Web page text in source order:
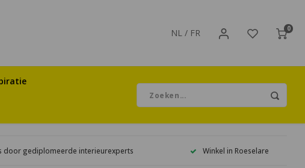
NL / FR 0
door gediplomeerde interieurexperts Winkel in Roeselare